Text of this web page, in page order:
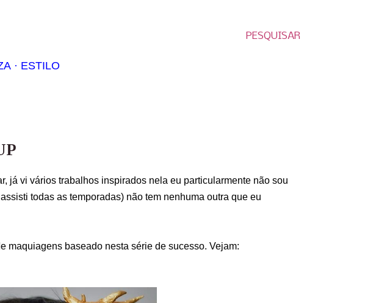
PESQUISAR
ESTILO
já vi vários trabalhos inspirados nela eu particularmente não sou
todas as temporadas) não tem nenhuma outra que eu
maquiagens baseado nesta série de sucesso. Vejam: